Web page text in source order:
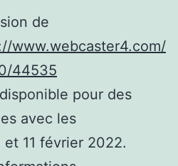
de
www.webcaster4.com/
44535
pour des
avec les
11 février 2022.